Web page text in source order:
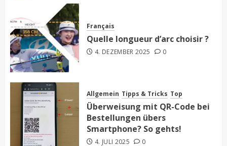
Français
Quelle longueur d’arc choisir ?
4. DEZEMBER 2025 0
Allgemein Tipps & Tricks Top
Überweisung mit QR-Code bei
Bestellungen übers
Smartphone? So gehts!
4. JULI 2025 0